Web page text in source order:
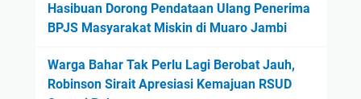
Hasibuan Dorong Pendataan Ulang Penerima
BPJS Masyarakat Miskin di Muaro Jambi
Warga Bahar Tak Perlu Lagi Berobat Jauh,
Robinson Sirait Apresiasi Kemajuan RSUD